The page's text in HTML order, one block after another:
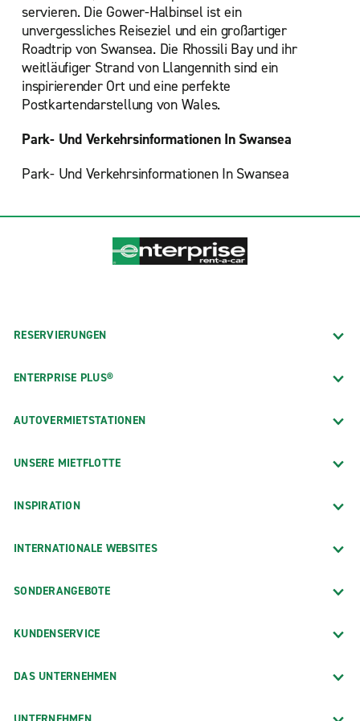
servieren. Die Gower-Halbinsel ist ein
unvergessliches Reiseziel und ein großartiger
Roadtrip von Swansea. Die Rhossili Bay und ihr
weitläufiger Strand von Llangennith sind ein
inspirierender Ort und eine perfekte
Postkartendarstellung von Wales.
Park- Und Verkehrsinformationen In Swansea
Park- Und Verkehrsinformationen In Swansea
RESERVIERUNGEN
ENTERPRISE PLUS®
AUTOVERMIETSTATIONEN
UNSERE MIETFLOTTE
INSPIRATION
INTERNATIONALE WEBSITES
SONDERANGEBOTE
KUNDENSERVICE
DAS UNTERNEHMEN